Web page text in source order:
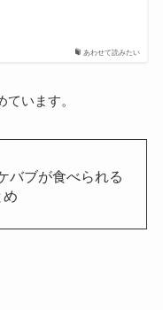
あわせて読みたい
います。
バブが食べられる
め